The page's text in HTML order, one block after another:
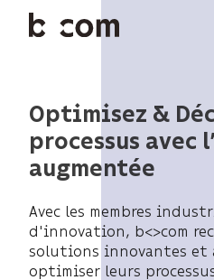
Aller
Optimisez &
processus avec
augmentée
Avec les membres
d'innovation, b<>com
solutions innovantes et
optimiser leurs